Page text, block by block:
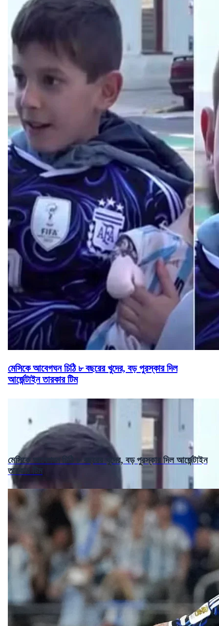
মেসিকে আবেগঘন চিঠি ৮ বছরের খুদের, বড় পুরস্কার দিল
আর্জেন্টাইন তারকার টিম
মেসিকে আবেগঘন চিঠি ৮ বছরের খুদের, বড় পুরস্কার দিল আর্জেন্টাইন
তারকার টিম